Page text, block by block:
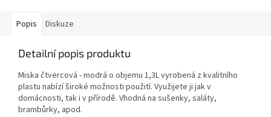
Popis Diskuze
Detailní popis produktu
Miska čtvercová - modrá o objemu 1,3L vyrobená z kvalitního
plastu nabízí široké možnosti použití. Využijete ji jak v
domácnosti, tak i v přírodě. Vhodná na sušenky, saláty,
brambůrky, apod.